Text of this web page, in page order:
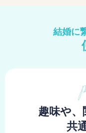
結婚に
趣味や
共